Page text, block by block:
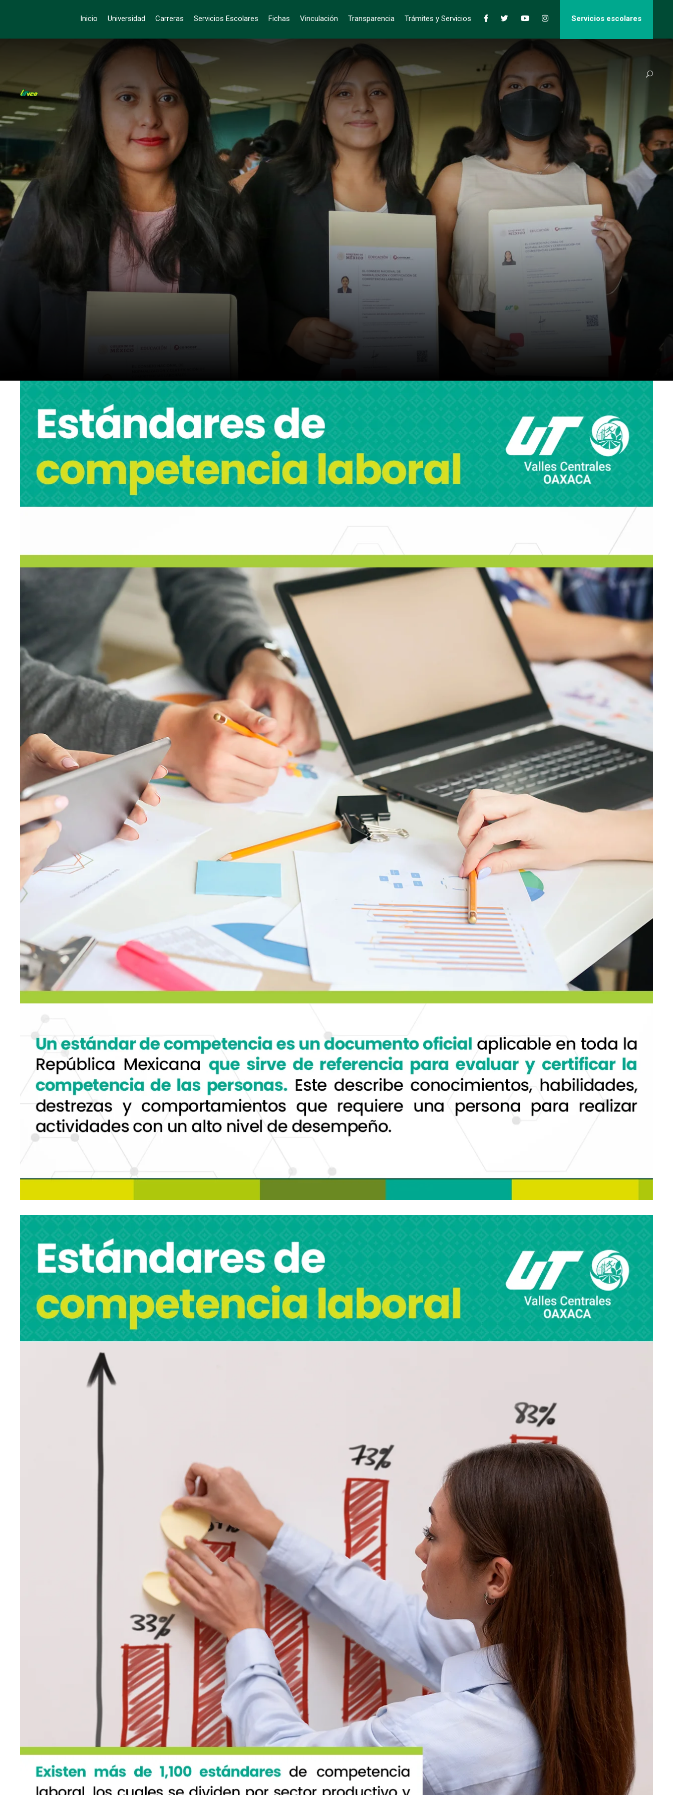
Inicio Universidad Carreras Servicios Escolares Fichas Vinculación Transparencia Trámites y Servicios Servicios escolares